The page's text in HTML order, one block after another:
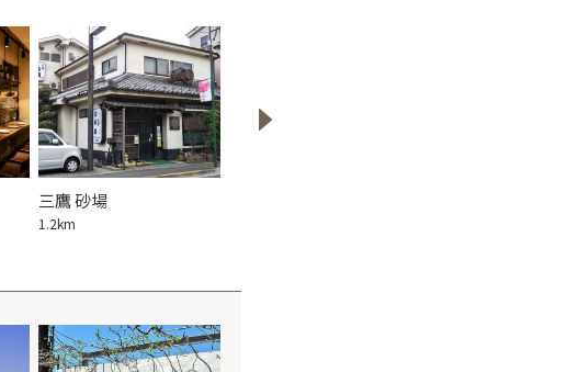
三鷹 砂場
1.2km